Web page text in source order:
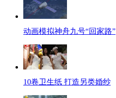
动画模拟神舟九号“回家路”
10卷卫生纸 打造另类婚纱